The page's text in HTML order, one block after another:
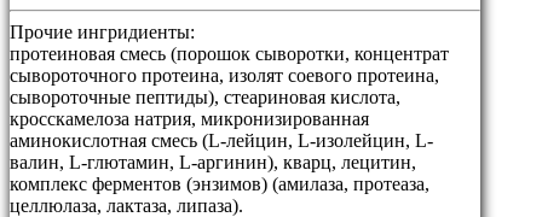
Прочие ингридиенты:
протеиновая смесь (порошок сыворотки, концентрат
сывороточного протеина, изолят соевого протеина,
сывороточные пептиды), стеариновая кислота,
кросскамелоза натрия, микронизированная
аминокислотная смесь (L-лейцин, L-изолейцин, L-
валин, L-глютамин, L-аргинин), кварц, лецитин,
комплекс ферментов (энзимов) (амилаза, протеаза,
целлюлаза, лактаза, липаза).